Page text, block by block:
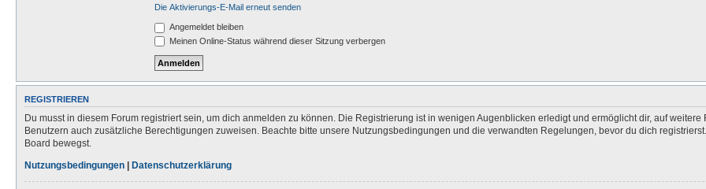
Die Aktivierungs-E-Mail erneut senden
Angemeldet bleiben
Meinen Online-Status während dieser Sitzung verbergen
REGISTRIEREN
Du musst in diesem Forum registriert sein, um dich anmelden zu können. Die Registrierung ist in wenigen Augenblicken erledigt und ermöglicht dir, auf
Benutzern auch zusätzliche Berechtigungen zuweisen. Beachte bitte unsere Nutzungsbedingungen und die verwandten Regelungen, bevor du dich
Board bewegst.
Nutzungsbedingungen | Datenschutzerklärung